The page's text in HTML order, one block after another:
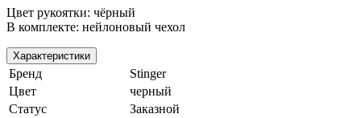
Цвет рукоятки: чёрный
В комплекте: нейлоновый чехол
Характеристики
Бренд
Stinger
Цвет
черный
Статус
Заказной